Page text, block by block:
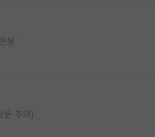
붕
문 주의)